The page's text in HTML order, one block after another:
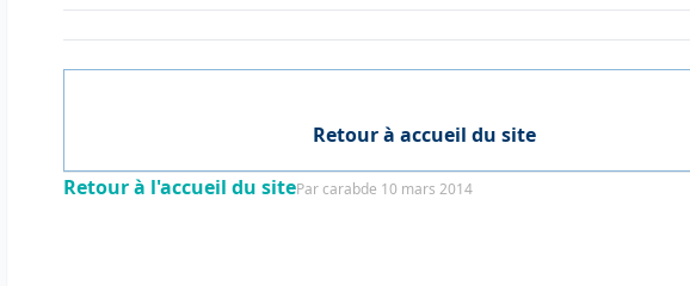
Retour à accueil du site
Retour à l'accueil du sitePar carabde 10 mars 2014